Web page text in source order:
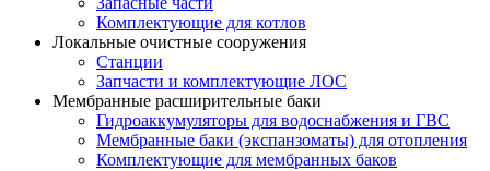
Комплектующие для котлов
Локальные очистные сооружения
Станции
Запчасти и комплектующие ЛОС
Мембранные расширительные баки
Гидроаккумуляторы для водоснабжения и ГВС
Мембранные баки (экспанзоматы) для отопления
Комплектующие для мембранных баков